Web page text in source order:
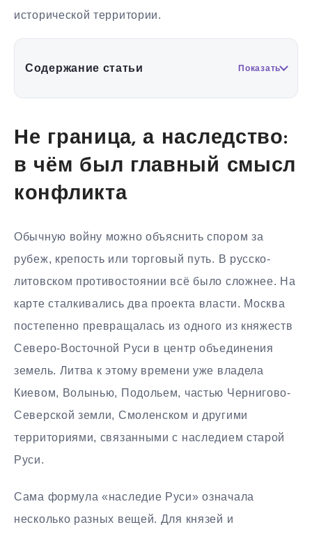
исторической территории.
Содержание статьи Показать
Не граница, а наследство:
в чём был главный смысл
конфликта
Обычную войну можно объяснить спором за
рубеж, крепость или торговый путь. В русско-
литовском противостоянии всё было сложнее. На
карте сталкивались два проекта власти. Москва
постепенно превращалась из одного из княжеств
Северо-Восточной Руси в центр объединения
земель. Литва к этому времени уже владела
Киевом, Волынью, Подольем, частью Чернигово-
Северской земли, Смоленском и другими
территориями, связанными с наследием старой
Руси.
Сама формула «наследие Руси» означала
несколько разных вещей. Для князей и